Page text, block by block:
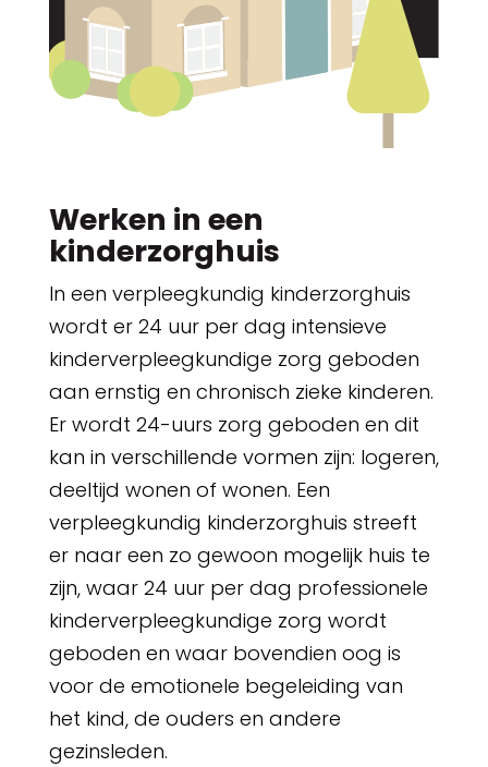
Werken in een
kinderzorghuis
In een verpleegkundig kinderzorghuis
wordt er 24 uur per dag intensieve
kinderverpleegkundige zorg geboden
aan ernstig en chronisch zieke kinderen.
Er wordt 24-uurs zorg geboden en dit
kan in verschillende vormen zijn: logeren,
deeltijd wonen of wonen. Een
verpleegkundig kinderzorghuis streeft
er naar een zo gewoon mogelijk huis te
zijn, waar 24 uur per dag professionele
kinderverpleegkundige zorg wordt
geboden en waar bovendien oog is
voor de emotionele begeleiding van
het kind, de ouders en andere
gezinsleden.